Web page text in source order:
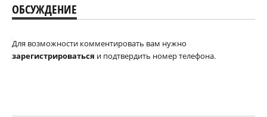
ОБСУЖДЕНИЕ
Для возможности комментировать вам нужно
зарегистрироваться и подтвердить номер телефона.